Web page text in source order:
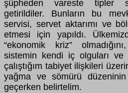
şüpheden vareste tipler
getirildiler. Bunların bu
servisi, servet aktarımı ve
etmesi için yapıldı.
“ekonomik kriz”
sistemin kendi iç olguları ve
çalıştığım tabiyet ilişkileri
yağma ve sömürü
geçerken belirtelim.